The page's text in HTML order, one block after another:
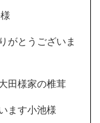
がとうございま
田様家の椎茸
ます小池様